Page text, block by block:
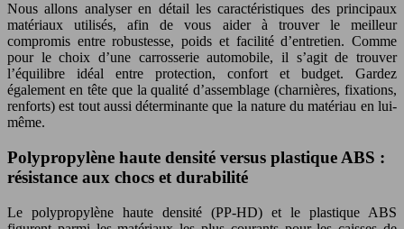
Nous allons analyser en détail les caractéristiques des principaux
matériaux utilisés, afin de vous aider à trouver le meilleur
compromis entre robustesse, poids et facilité d’entretien. Comme
pour le choix d’une carrosserie automobile, il s’agit de trouver
l’équilibre idéal entre protection, confort et budget. Gardez
également en tête que la qualité d’assemblage (charnières, fixations,
renforts) est tout aussi déterminante que la nature du matériau en lui-
même.
Polypropylène haute densité versus plastique ABS :
résistance aux chocs et durabilité
Le polypropylène haute densité (PP-HD) et le plastique ABS